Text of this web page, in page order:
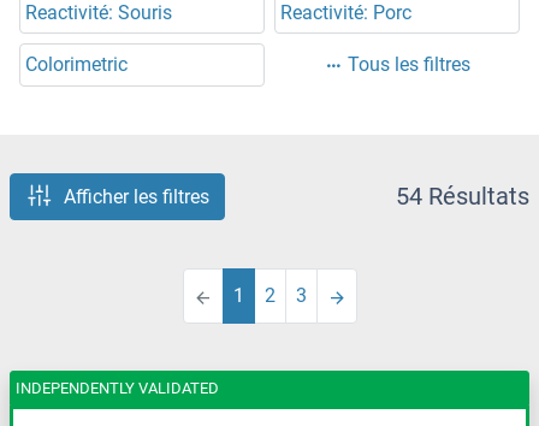
Reactivité: Souris Reactivité: Porc
Colorimetric Tous les filtres
Afficher les filtres 54 Résultats
1 2 3
INDEPENDENTLY VALIDATED